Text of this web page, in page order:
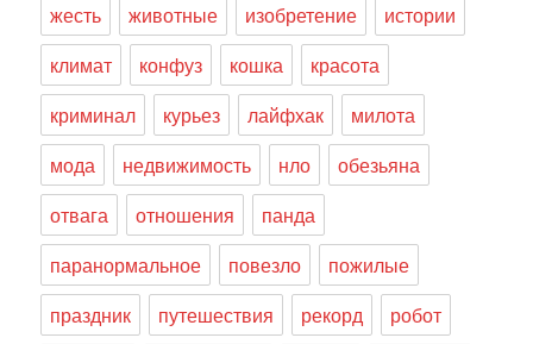
жесть
животные изобретение
истории
климат
конфуз кошка
красота
криминал
курьез лайфхак
милота
мода
недвижимость нло
обезьяна
отвага
отношения
панда
паранормальное
повезло
пожилые
праздник
путешествия рекорд
робот